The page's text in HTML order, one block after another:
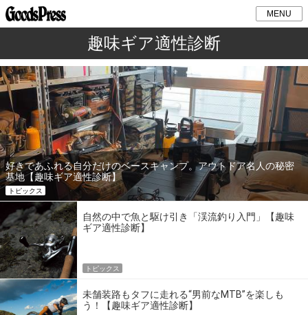
MENU
趣味ギア適性診断
好きであふれる自分だけのベースキャンプ。アウトドア名人の秘密
基地【趣味ギア適性診断】
トピックス
自然の中で魚と駆け引き「渓流釣り入門」【趣味
ギア適性診断】
トピックス
未舗装路もタフに走れる“男前なMTB”を楽しも
う！【趣味ギア適性診断】